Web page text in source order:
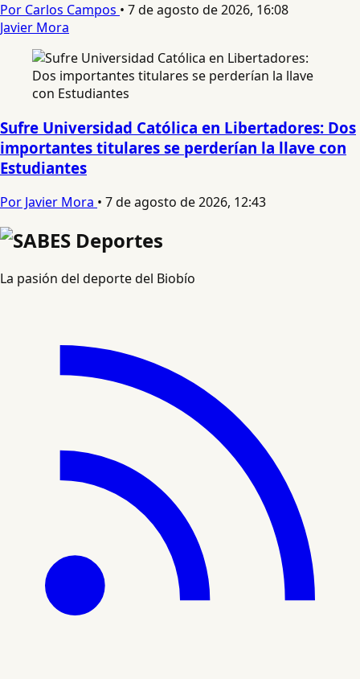
Por Carlos Campos • 7 de agosto de 2026, 16:08
Javier Mora
Sufre Universidad Católica en Libertadores: Dos
importantes titulares se perderían la llave con
Estudiantes
Por Javier Mora • 7 de agosto de 2026, 12:43
La pasión del deporte del Biobío